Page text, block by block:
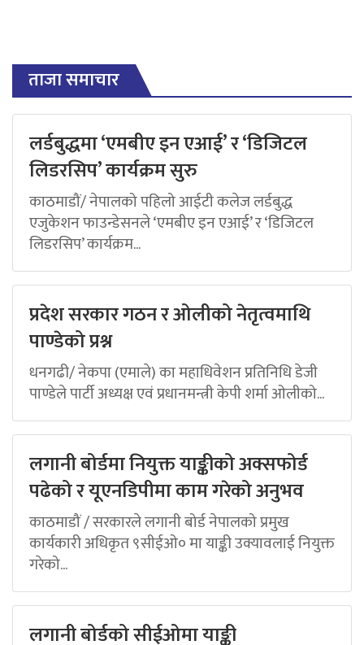
ताजा समाचार
लर्डबुद्धमा ‘एमबीए इन एआई’ र ‘डिजिटल
लिडरसिप’ कार्यक्रम सुरु
काठमाडौं/ नेपालको पहिलो आईटी कलेज लर्डबुद्ध
एजुकेशन फाउन्डेसनले ‘एमबीए इन एआई’ र ‘डिजिटल
लिडरसिप’ कार्यक्रम...
प्रदेश सरकार गठन र ओलीको नेतृत्वमाथि
पाण्डेको प्रश्न
धनगढी/ नेकपा (एमाले) का महाधिवेशन प्रतिनिधि डेजी
पाण्डेले पार्टी अध्यक्ष एवं प्रधानमन्त्री केपी शर्मा ओलीको...
लगानी बोर्डमा नियुक्त याङ्कीको अक्सफोर्ड
पढेको र यूएनडिपीमा काम गरेको अनुभव
काठमाडौं / सरकारले लगानी बोर्ड नेपालको प्रमुख
कार्यकारी अधिकृत ९सीईओ० मा याङ्की उक्यावलाई नियुक्त
गरेको...
लगानी बोर्डको सीईओमा याङ्की